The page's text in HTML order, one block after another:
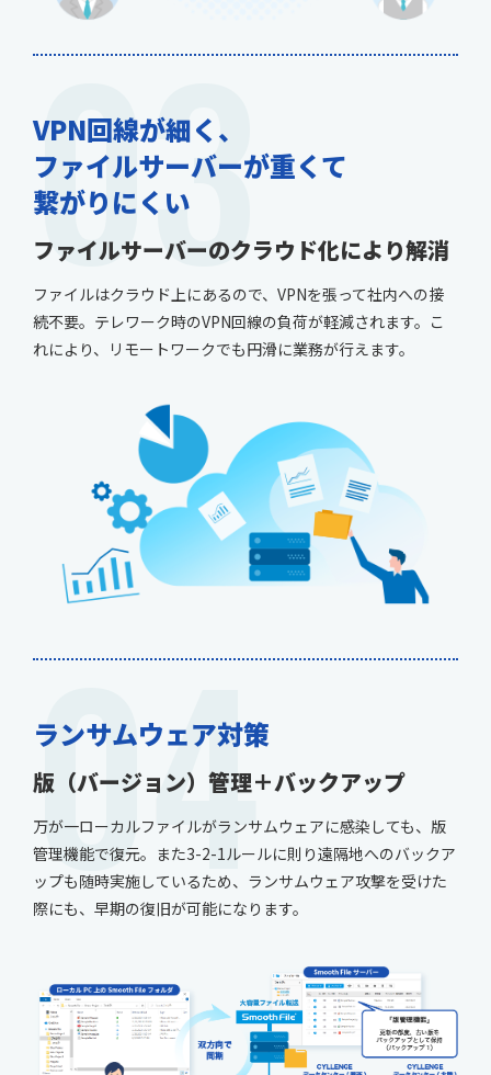
03
VPN回線が細く、
ファイルサーバーが重くて
繋がりにくい
ファイルサーバーのクラウド化により解消
ファイルはクラウド上にあるので、VPNを張って社内への接
続不要。テレワーク時のVPN回線の負荷が軽減されます。こ
れにより、リモートワークでも円滑に業務が行えます。
04
ランサムウェア対策
版（バージョン）管理＋バックアップ
万が一ローカルファイルがランサムウェアに感染しても、版
管理機能で復元。また3-2-1ルールに則り遠隔地へのバックア
ップも随時実施しているため、ランサムウェア攻撃を受けた
際にも、早期の復旧が可能になります。